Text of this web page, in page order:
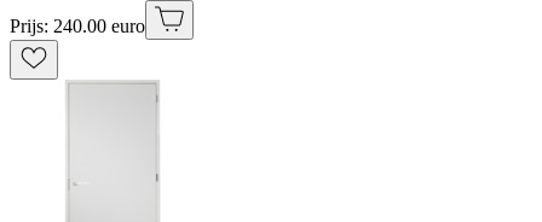
Prijs: 240.00 euro